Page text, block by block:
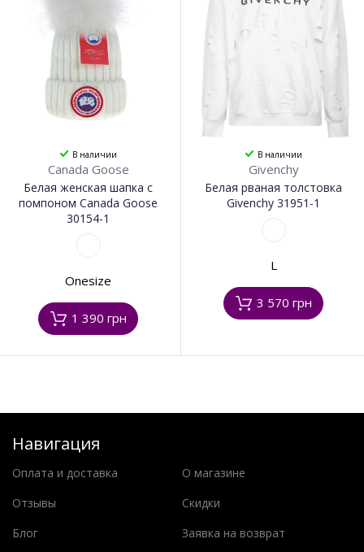
В наличии
Canada Goose
Белая женская шапка с
помпоном Canada Goose
30154-1
Onesize
1 390 грн
В наличии
Givenchy
Белая рваная толстовка
Givenchy 31951-1
L
3 570 грн
Навигация
Оплата и доставка
О магазине
Отзывы
Скидки
Блог
Заявка на возврат